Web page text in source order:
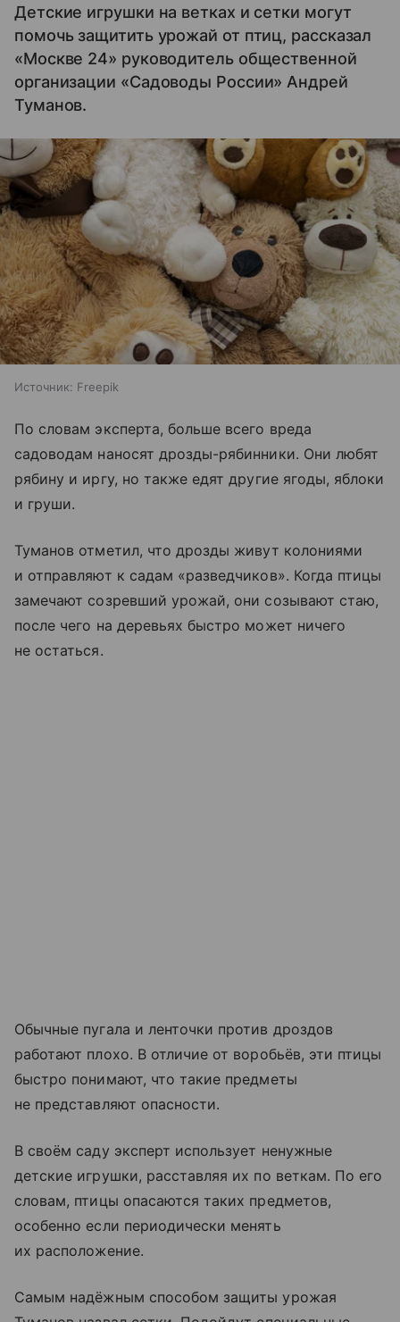
Детские игрушки на ветках и сетки могут
помочь защитить урожай от птиц, рассказал
«Москве 24» руководитель общественной
организации «Садоводы России» Андрей
Туманов.
Источник: Freepik
По словам эксперта, больше всего вреда
садоводам наносят дрозды-рябинники. Они любят
рябину и иргу, но также едят другие ягоды, яблоки
и груши.
Туманов отметил, что дрозды живут колониями
и отправляют к садам «разведчиков». Когда птицы
замечают созревший урожай, они созывают стаю,
после чего на деревьях быстро может ничего
не остаться.
Обычные пугала и ленточки против дроздов
работают плохо. В отличие от воробьёв, эти птицы
быстро понимают, что такие предметы
не представляют опасности.
В своём саду эксперт использует ненужные
детские игрушки, расставляя их по веткам. По его
словам, птицы опасаются таких предметов,
особенно если периодически менять
их расположение.
Самым надёжным способом защиты урожая